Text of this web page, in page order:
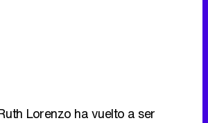
Lorenzo ha vuelto a ser